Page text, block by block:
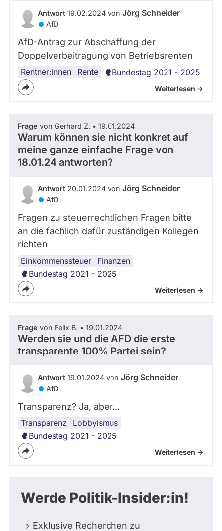
Antwort 19.02.2024 von Jörg Schneider
AfD
AfD-Antrag zur Abschaffung der
Doppelverbeitragung von Betriebsrenten
Rentner:innen Rente Bundestag 2021 - 2025
Weiterlesen ->
Frage von Gerhard Z. • 19.01.2024
Warum können sie nicht konkret auf
meine ganze einfache Frage von
18.01.24 antworten?
Antwort 20.01.2024 von Jörg Schneider
AfD
Fragen zu steuerrechtlichen Fragen bitte
an die fachlich dafür zuständigen Kollegen
richten
Einkommenssteuer Finanzen
Spitzensteuersatz
Bundestag 2021 - 2025
Weiterlesen ->
Frage von Felix B. • 19.01.2024
Werden sie und die AFD die erste
transparente 100% Partei sein?
Antwort 19.01.2024 von Jörg Schneider
AfD
Transparenz? Ja, aber...
Transparenz
Lobbyismus
Bundestag 2021 - 2025
Weiterlesen ->
Werde Politik-Insider:in!
Exklusive Recherchen zu